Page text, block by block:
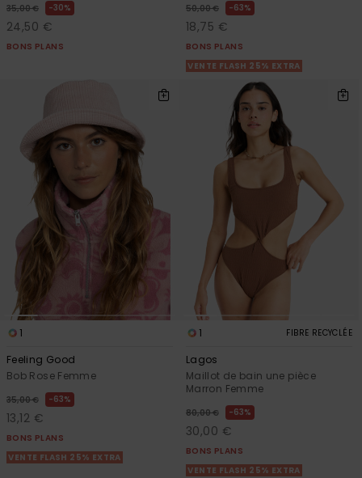
35,00 € 30%
24,50 €
BONS PLANS
50,00 € 63%
18,75 €
BONS PLANS
VENTE FLASH 25% EXTRA
1
Feeling Good
Bob Rose Femme
35,00 € 63%
13,12 €
BONS PLANS
VENTE FLASH 25% EXTRA
1 FIBRE RECYCLÉE
Lagos
Maillot de bain une pièce
Marron Femme
80,00 € 63%
30,00 €
BONS PLANS
VENTE FLASH 25% EXTRA